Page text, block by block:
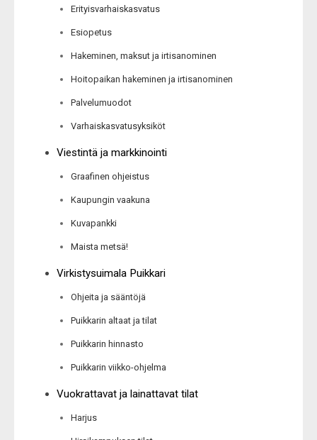
Erityisvarhaiskasvatus
Esiopetus
Hakeminen, maksut ja irtisanominen
Hoitopaikan hakeminen ja irtisanominen
Palvelumuodot
Varhaiskasvatusyksiköt
Viestintä ja markkinointi
Graafinen ohjeistus
Kaupungin vaakuna
Kuvapankki
Maista metsä!
Virkistysuimala Puikkari
Ohjeita ja sääntöjä
Puikkarin altaat ja tilat
Puikkarin hinnasto
Puikkarin viikko-ohjelma
Vuokrattavat ja lainattavat tilat
Harjus